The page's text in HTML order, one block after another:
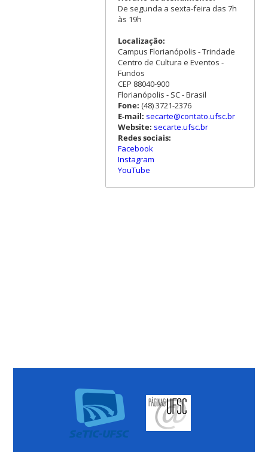
De segunda a sexta-feira das 7h
às 19h
Localização:
Campus Florianópolis - Trindade
Centro de Cultura e Eventos -
Fundos
CEP 88040-900
Florianópolis - SC - Brasil
Fone: (48) 3721-2376
E-mail: secarte@contato.ufsc.br
Website: secarte.ufsc.br
Redes sociais:
Facebook
Instagram
YouTube